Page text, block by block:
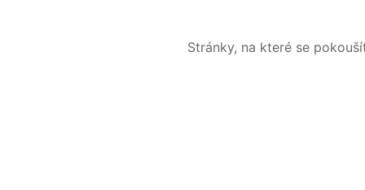
Stránky, na které se